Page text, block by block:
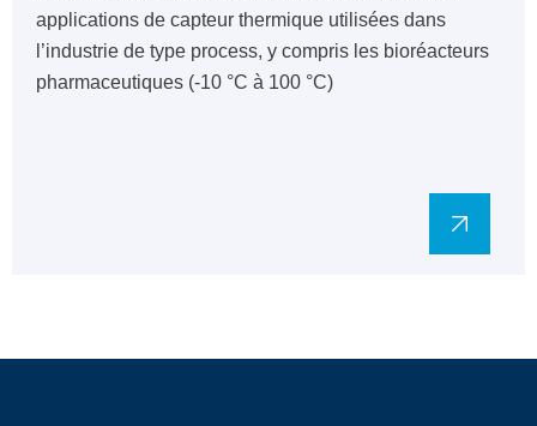
applications de capteur thermique utilisées dans
l’industrie de type process, y compris les bioréacteurs
pharmaceutiques (-10 °C à 100 °C)